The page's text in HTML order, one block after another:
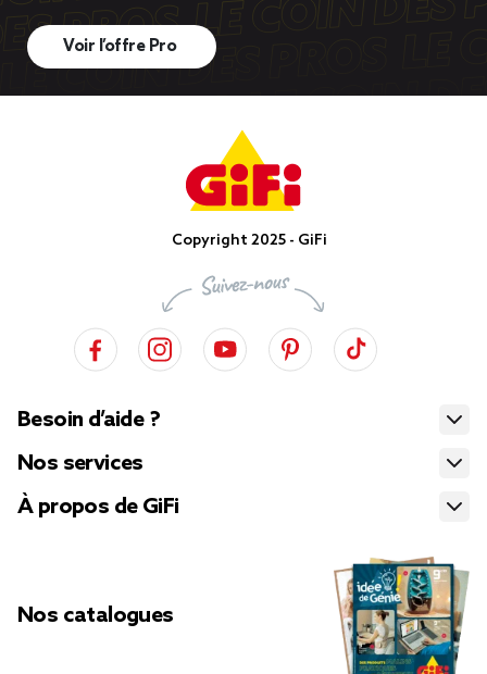
Voir l’offre Pro
Copyright 2025 - GiFi
Besoin d’aide ?
Nos services
À propos de GiFi
Nos catalogues